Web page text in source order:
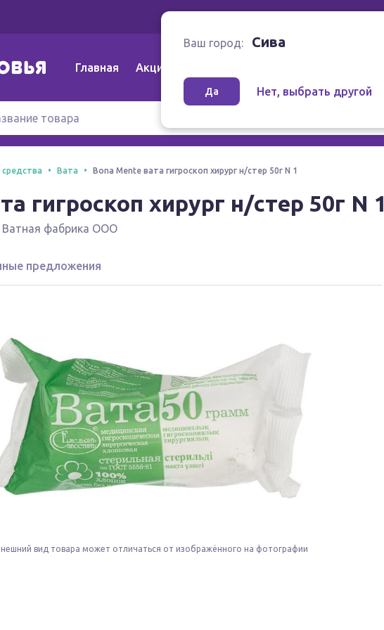
Главная Акции
Ваш город: Сива
Да Нет, выбрать другой
Вата Bona Mente вата гигроскоп хирург н/стер 50г N 1
гигроскоп хирург н/стер 50г N 1
Ватная фабрика ООО
предложения
вид товара может отличаться от изображённого на фотографии